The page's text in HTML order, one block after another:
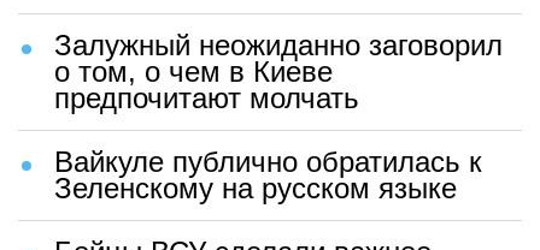
Залужный неожиданно заговорил
о том, о чем в Киеве
предпочитают молчать
Вайкуле публично обратилась к
Зеленскому на русском языке